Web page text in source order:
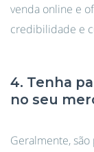
venda online e
credibilidade e
4. Tenha
no seu
Geralmente,